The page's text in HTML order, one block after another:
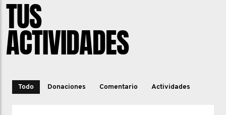
TUS
ACTIVIDADES
Todo Donaciones Comentario Actividades